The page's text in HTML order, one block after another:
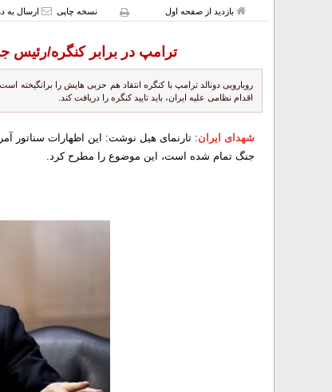
بازدید از صفحه اول نسخه چاپی ارسال به
ترامپ در برابر کنگره/رئیس
رویارویی دونالد ترامپ با کنگره انتقاد هم حزبی هایش را برانگیخته
اقدام نظامی علیه ایران، باید تایید کنگره را دریافت کند.
شهدای ایران
جنگ تمام شده است، این موضوع را مطرح کرد.